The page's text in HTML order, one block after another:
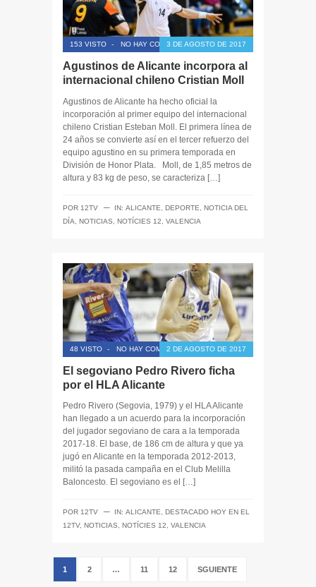
153 VISTO - NO HAY COMENTARIOS3 DE AGOSTO DE 2017
Agustinos de Alicante incorpora al
internacional chileno Cristian Moll
Agustinos de Alicante ha hecho oficial la
incorporación al primer equipo del internacional
chileno Cristian Esteban Moll. El primera línea de
24 años se convierte así en el tercer refuerzo del
equipo agustino en su primera temporada en
División de Honor Plata. Moll, de 1,85 metros de
altura y 83 kg de peso, se caracteriza […]
POR 12TV ─ IN: ALICANTE DEPORTE
NOTICIA DEL
DÍA
NOTICIAS NOTÍCIES 12 VALENCIA
48 VISTO - NO HAY COMENTARIOS2 DE AGOSTO DE 2017
El segoviano Pedro Rivero ficha
por el HLA Alicante
Pedro Rivero (Segovia, 1979) y el HLA Alicante
han llegado a un acuerdo para la incorporación
del jugador segoviano de cara a la temporada
2017-18. El base, de 186 cm de altura y que ya
jugó en Alicante en la temporada 2012-2013,
militó la pasada campaña en el Club Melilla
Baloncesto. El segoviano es el […]
POR 12TV ─ IN: ALICANTE
DESTACADO HOY EN EL
12TV, NOTICIAS NOTÍCIES 12 VALENCIA
1 2 … 11 12 SGUIENTE